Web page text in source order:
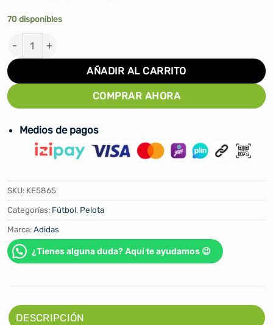
70 disponibles
PELOTA DE FUTBOL ADIDAS CONEXT 26 LEAGUE
AÑADIR AL CARRITO
COMPRAR AHORA
Medios de pagos
SKU: KE5865
Categorías: Fútbol, Pelota
Marca:Adidas
¿Tienes alguna duda? Aquí te ayudamos 😉
DESCRIPCIÓN